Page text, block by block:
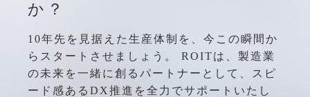
Power BIやAzure Machine Learningな
どを活用したデータ分析で、業務効率
や品質向上の改善提案を定期実施。
か？
10年先を見据えた生産体制を、今この瞬間か
らスタートさせましょう。 ROITは、製造業
の未来を一緒に創るパートナーとして、スピ
ード感あるDX推進を全力でサポートいたし